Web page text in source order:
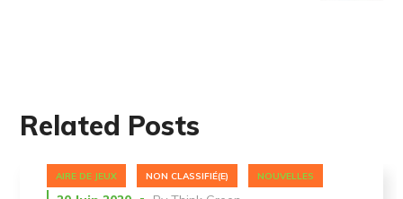
Related Posts
AIRE DE JEUX NON CLASSIFIÉ(E) NOUVELLES